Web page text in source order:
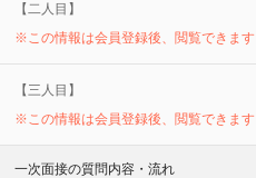
【二人目】
※この情報は会員登録後、閲覧できます
【三 人目】
※この情報は会員登録後、閲覧できます
一次面接の質問内容・流れ